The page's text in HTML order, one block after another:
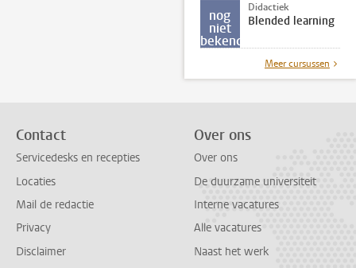
nog
niet
bekend
Didactiek
Blended learning
Meer cursussen
Contact
Servicedesks en recepties
Locaties
Mail de redactie
Privacy
Disclaimer
Over ons
Over ons
De duurzame universiteit
Interne vacatures
Alle vacatures
Naast het werk